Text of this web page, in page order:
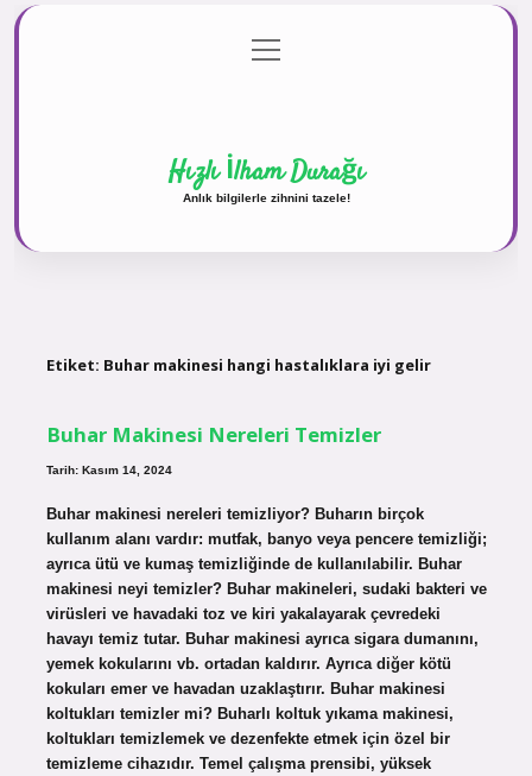
Gizlilik Politikası
menüyü
aç
Hızlı İlham Durağı
Anlık bilgilerle zihnini tazele!
Etiket: Buhar makinesi hangi hastalıklara iyi gelir
Buhar Makinesi Nereleri Temizler
Tarih: Kasım 14, 2024
Buhar makinesi nereleri temizliyor? Buharın birçok
kullanım alanı vardır: mutfak, banyo veya pencere temizliği;
ayrıca ütü ve kumaş temizliğinde de kullanılabilir. Buhar
makinesi neyi temizler? Buhar makineleri, sudaki bakteri ve
virüsleri ve havadaki toz ve kiri yakalayarak çevredeki
havayı temiz tutar. Buhar makinesi ayrıca sigara dumanını,
yemek kokularını vb. ortadan kaldırır. Ayrıca diğer kötü
kokuları emer ve havadan uzaklaştırır. Buhar makinesi
koltukları temizler mi? Buharlı koltuk yıkama makinesi,
koltukları temizlemek ve dezenfekte etmek için özel bir
temizleme cihazıdır. Temel çalışma prensibi, yüksek